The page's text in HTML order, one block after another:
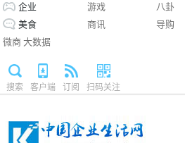
企业
游戏 八卦
美食
商讯 导购
微商 大数据
搜索 客户端 订阅 扫码关注